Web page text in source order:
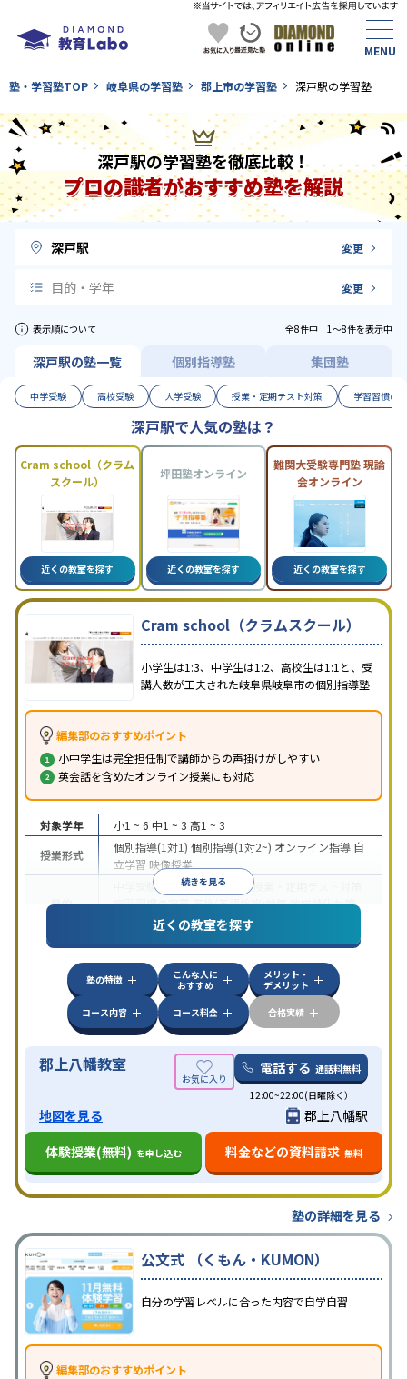
塾・学習塾TOP 岐阜県の学習塾 郡上市の学習塾 深戸駅の学習塾
深戸駅の学習塾を徹底比較！
プロの識者がおすすめ塾を解説
深戸駅 変更
目的・学年 変更
表示順について 全8件中 1〜8件を表示中
深戸駅の塾一覧 個別指導塾 集団塾
中学受験 高校受験 大学受験 授業・定期テスト対策 学習習慣の
深戸駅で人気の塾は？
Cram school（クラム
スクール）
近くの教室を探す
坪田塾オンライン
近くの教室を探す
難関大受験専門塾 現論
会オンライン
近くの教室を探す
Cram school（クラムスクール）
小学生は1:3、中学生は1:2、高校生は1:1と、受
講人数が工夫された岐阜県岐阜市の個別指導塾
編集部のおすすめポイント
小中学生は完全担任制で講師からの声掛けがしやすい
英会話を含めたオンライン授業にも対応
続きを見る
対象学年 小1 ~ 6 中1 ~ 3 高1 ~ 3
授業形式
個別指導(1対1) 個別指導(1対2~) オンライン指導 自
立学習 映像授業
目的
中学受験 高校受験大学受験
授業・定期テスト対策
学習習慣の定着英検(英語検定)対策数学特化対策
英語・英会話特化対策
特徴
中高一貫校生に対応授業の振替可能不登校生に対
応学習にPC・タブレットを利用オンライン対応
科目から受講可能季節講習のみの受講可 発達障害
の子どもに対応 自習室あり
近くの教室を探す
塾の特徴
こんな人に
おすすめ
メリット・
デメリット
コース内容
コース料金 合格実績
郡上八幡教室 電話する 通話料無料
12:00~22:00(日曜除く）
地図を見る
郡上八幡駅
体験授業(無料) を申し込む 料金などの資料請求 無料
塾の詳細を見る
公文式 （くもん・KUMON）
自分の学習レベルに合った内容で自学自習
編集部のおすすめポイント